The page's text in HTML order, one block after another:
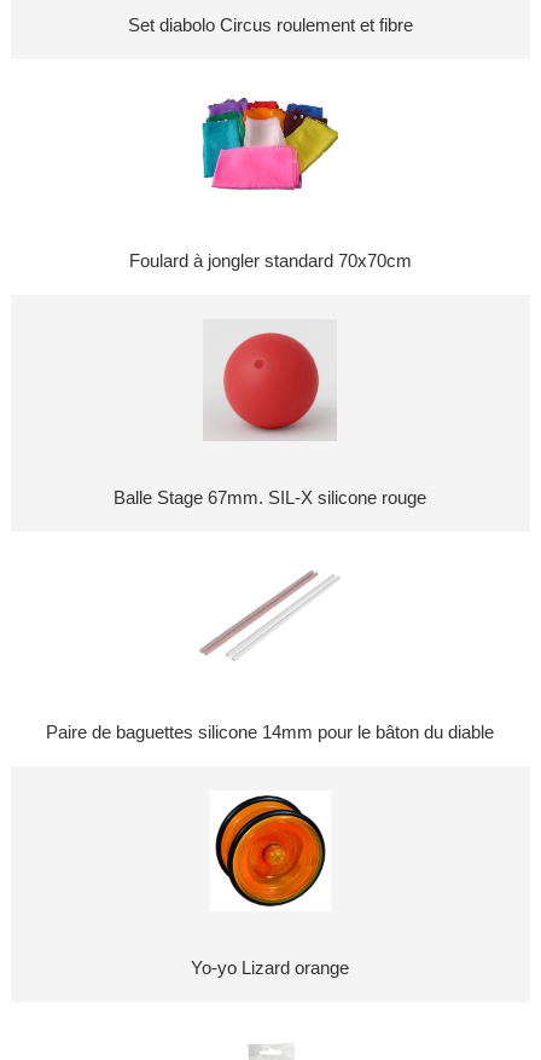
Set diabolo Circus roulement et fibre
Foulard à jongler standard 70x70cm
Balle Stage 67mm. SIL-X silicone rouge
Paire de baguettes silicone 14mm pour le bâton du diable
Yo-yo Lizard orange